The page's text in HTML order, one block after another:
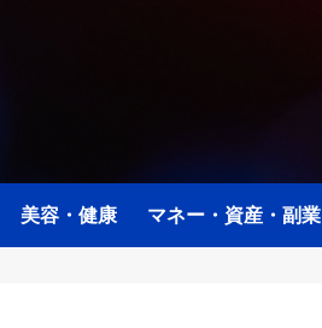
美容・健康 マネー・資産・副業